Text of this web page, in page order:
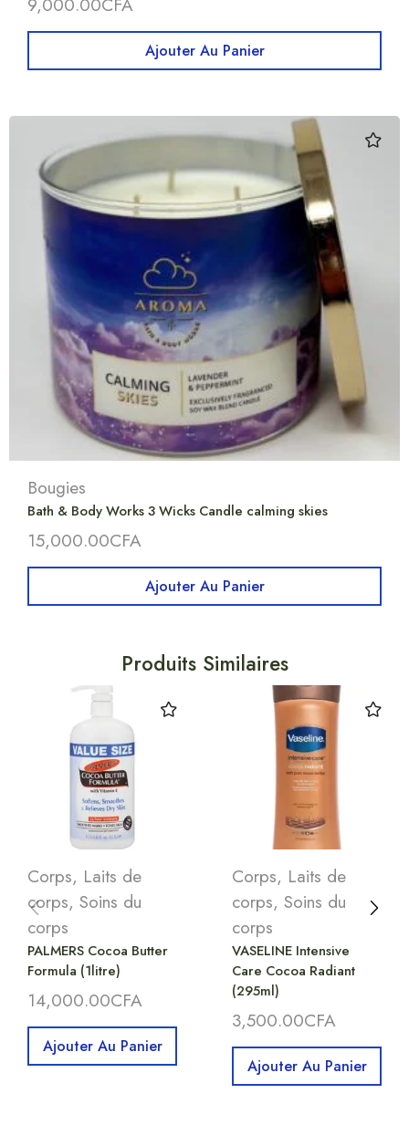
Ajouter Au Panier
Bougies
Bath & Body Works 3 Wicks Candle calming skies
15,000.00CFA
Ajouter Au Panier
Produits Similaires
Corps, Laits de
corps, Soins du
corps
PALMERS Cocoa Butter
Formula (1litre)
14,000.00CFA
Ajouter Au Panier
Corps, Laits de
corps, Soins du
corps
VASELINE Intensive
Care Cocoa Radiant
(295ml)
3,500.00CFA
Ajouter Au Panier